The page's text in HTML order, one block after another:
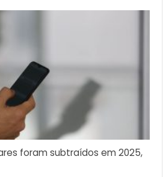
foram subtraídos em 2025,